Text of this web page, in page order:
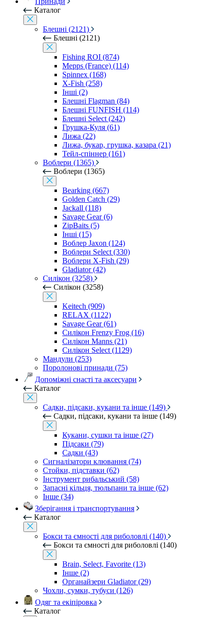
Каталог
Блешні (2121)
Блешні (2121)
Fishing ROI (874)
Mepps (France) (114)
Spinnex (168)
X-Fish (258)
Інші (2)
Блешні Flagman (84)
Блешні FUNFISH (114)
Блешні Select (242)
Грушка-Куля (61)
Лижа (22)
Лижа, букар, грушка, казара (21)
Тейл-спіннер (161)
Воблери (1365)
Воблери (1365)
Bearking (667)
Golden Catch (29)
Jackall (118)
Savage Gear (6)
ZipBaits (5)
Інші (15)
Воблер Jaxon (124)
Воблери Select (330)
Воблери X-Fish (29)
Gladiator (42)
Силікон (3258)
Силікон (3258)
Keitech (909)
RELAX (1122)
Savage Gear (61)
Силікон Frenzy Frog (16)
Силікон Manns (21)
Силікон Select (1129)
Мандули (253)
Поролонові принади (75)
Допоміжні снасті та аксесуари
Каталог
Садки, підсаки, кукани та інше (149)
Садки, підсаки, кукани та інше (149)
Кукани, сушки та інше (27)
Підсаки (79)
Садки (43)
Сигналізатори клювання (74)
Стойки, підставки (62)
Інструмент рибальський (58)
Запасні кільця, тюльпани та інше (62)
Інше (34)
Зберігання і транспортування
Каталог
Бокси та ємності для риболовлі (140)
Бокси та ємності для риболовлі (140)
Brain, Select, Favorite (13)
Інше (2)
Органайзери Gladiator (29)
Чохли, сумки, тубуси (126)
Одяг та екіпіровка
Каталог